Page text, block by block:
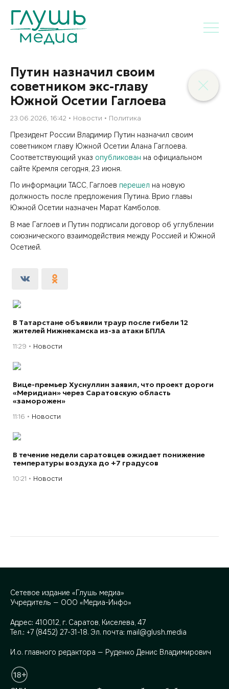
Путин назначил своим
советником экс-главу
Южной Осетии Гаглоева
23.06.2026, 16:42 Новости Политика
Президент России Владимир Путин назначил своим
советником главу Южной Осетии Алана Гаглоева.
Соответствующий указ опубликован на официальном
сайте Кремля сегодня, 23 июня.
По информации ТАСС, Гаглоев перешел на новую
должность после предложения Путина. Врио главы
Южной Осетии назначен Марат Камболов.
В мае Гаглоев и Путин подписали договор об углублении
союзнического взаимодействия между Россией и Южной
Осетией.
В Татарстане объявили траур после гибели 12
жителей Нижнекамска из-за атаки БПЛА
11:29 Новости
Вице-премьер Хуснуллин заявил, что проект дороги
«Меридиан» через Саратовскую область
«заморожен»
11:16 Новости
В течение недели саратовцев ожидает понижение
температуры воздуха до +7 градусов
10:21 Новости
Сетевое издание «Глушь медиа»
Учредитель — ООО «Медиа-Инфо»
Адрес: 410012, г. Саратов, Киселева, 47
Тел.: +7 (8452) 27-31-18. Эл. почта: mail@glush.media
И.о. главного редактора — Руденко Денис Владимирович